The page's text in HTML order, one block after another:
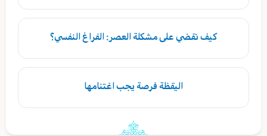
كيف نقضي على مشكلة العصر: الفراغ النفسي؟
اليقظة فرصة يجب اغتنامها